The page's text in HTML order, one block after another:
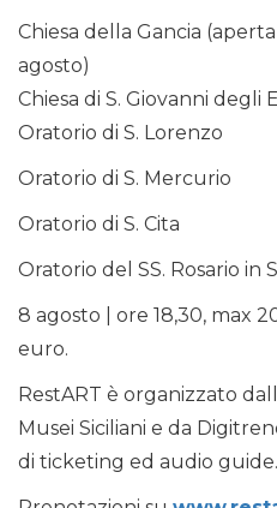
Chiesa della Gancia
agosto)
Chiesa di S. Giovanni degli
Oratorio di S. Lorenzo
Oratorio di S. Mercurio
Oratorio di S. Cita
Oratorio del SS. Rosario in
8 agosto | ore 18,30, max
euro.
RestART è organizzato
Musei Siciliani e da
di ticketing ed audio guide.